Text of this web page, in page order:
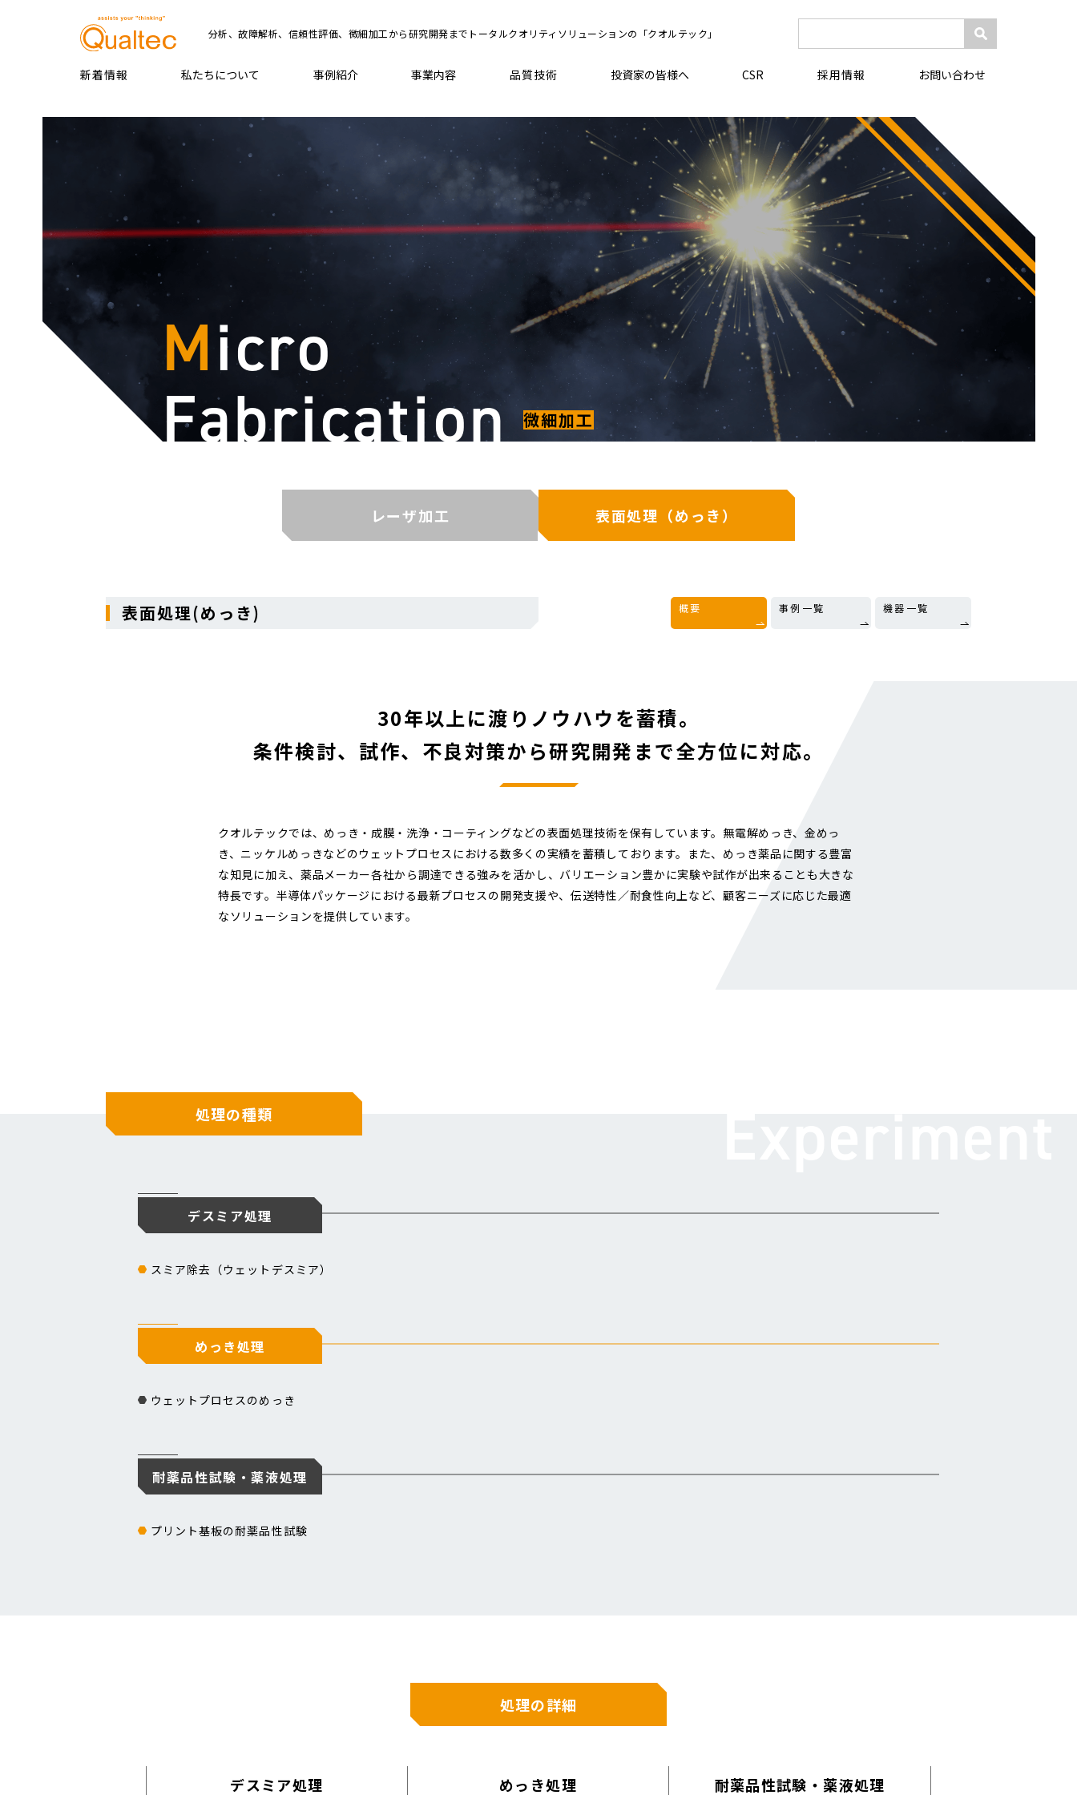
分析、故障解析、信頼性評価、微細加工から研究開発までトータルクオリティソリューションの「クオルテック」
検
新着情報 私たちについて 事例紹介 事業内容 品質技術 投資家の皆様へ CSR 採用情報 お問い合わせ
微細加工
Micro
Fabrication
レーザ加工 表面処理（めっき）
表面処理(めっき) 概要 事例一覧 機器一覧
30年以上に渡りノウハウを蓄積。
条件検討、試作、不良対策から研究開発まで全方位に対応。
クオルテックでは、めっき・成膜・洗浄・コーティングなどの表面処理技術を保有しています。無電解めっき、金めっ
き、ニッケルめっきなどのウェットプロセスにおける数多くの実績を蓄積しております。また、めっき薬品に関する豊富
な知見に加え、薬品メーカー各社から調達できる強みを活かし、バリエーション豊かに実験や試作が出来ることも大きな
特長です。半導体パッケージにおける最新プロセスの開発支援や、伝送特性／耐食性向上など、顧客ニーズに応じた最適
なソリューションを提供しています。
処理の種類
デスミア処理
スミア除去（ウェットデスミア）
めっき処理
ウェットプロセスのめっき
耐薬品性試験・薬液処理
プリント基板の耐薬品性試験
処理の詳細
デスミア処理 めっき処理 耐薬品性試験 ・ 薬液処理